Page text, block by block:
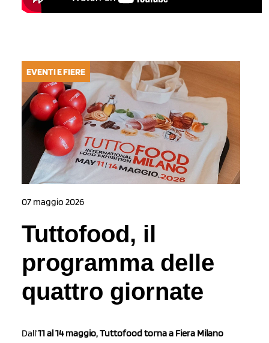
EVENTI E FIERE
07 maggio 2026
Tuttofood, il
programma delle
quattro giornate
Dall’11 al 14 maggio, Tuttofood torna a Fiera Milano